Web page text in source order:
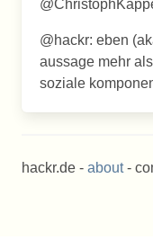
@hackr: eben
aussage mehr
soziale
hackr.de - about-